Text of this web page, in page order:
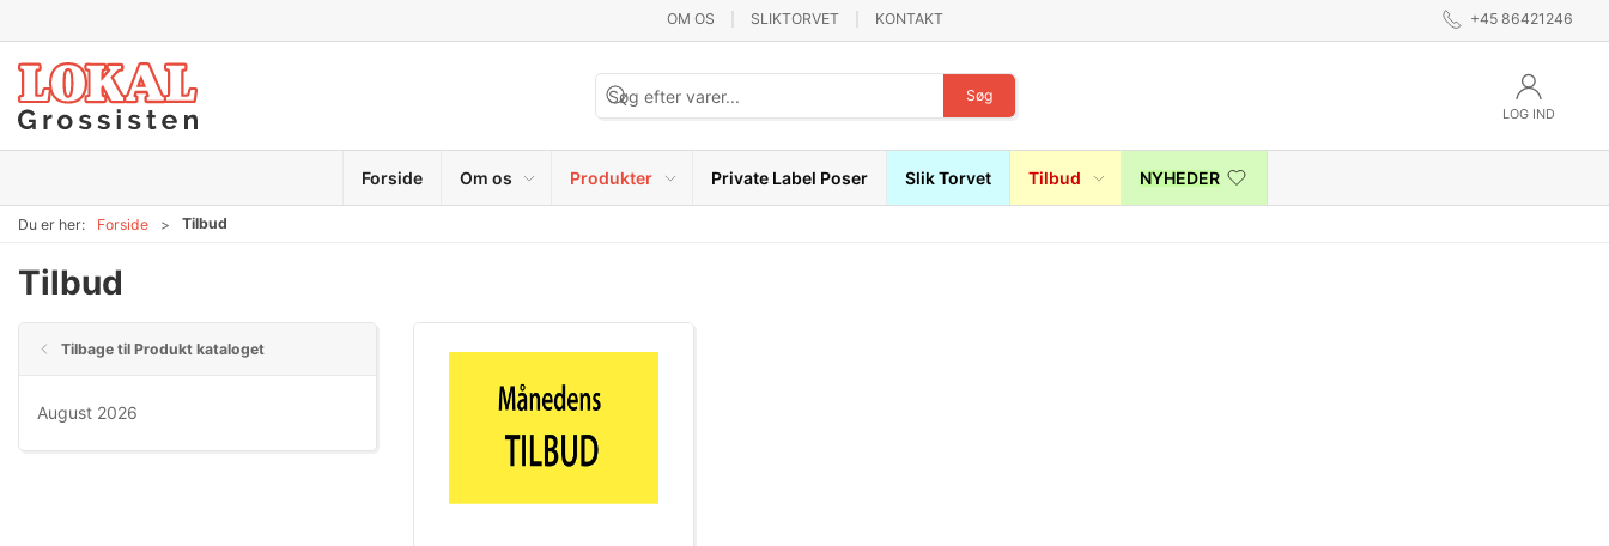
OM OS SLIKTORVET KONTAKT +45 86421246
Søg
LOG IND
Forside Om os Produkter Private Label Poser Slik Torvet Tilbud NYHEDER
Du er her: Forside Tilbud
Tilbud
Tilbage til Produkt kataloget
August 2026